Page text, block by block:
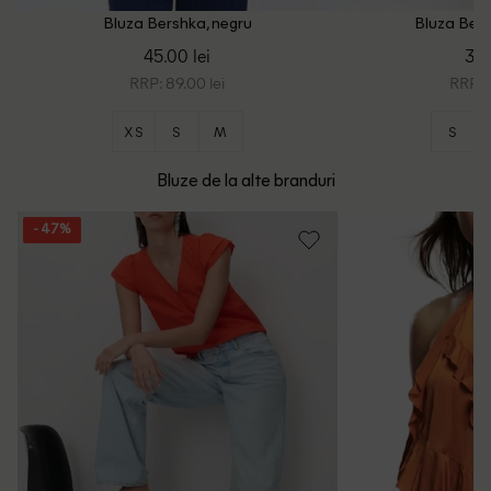
Bluza Bershka, negru
45.00 lei
RRP: 89.00 lei
XS S M
Bluza
RRP:
S
Bluze de la alte branduri
- 47%